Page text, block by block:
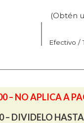
(Obtén
Efectivo /
– NO APLICA A
– DIVIDELO